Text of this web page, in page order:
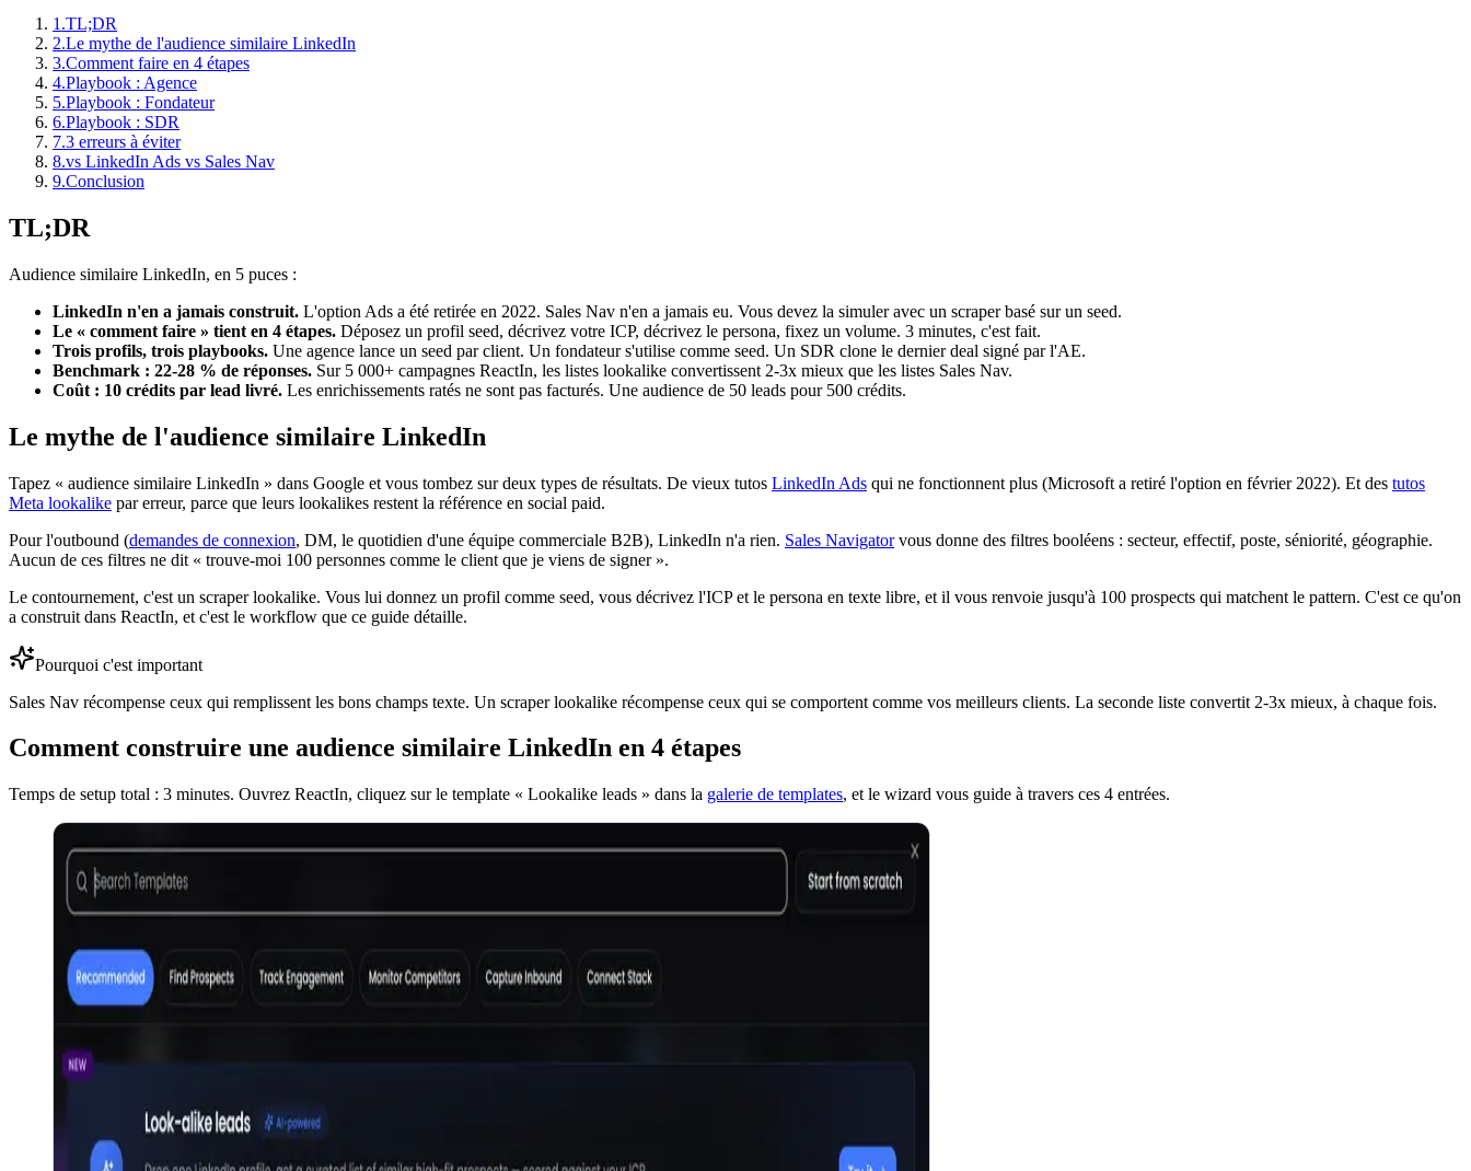
1 .TL;DR
2.Le mythe de l'audience similaire LinkedIn
3.Comment faire en 4 étapes
4.Playbook : Agence
5.Playbook : Fondateur
6.Playbook : SDR
7.3 erreurs à éviter
8.vs LinkedIn Ads vs Sales Nav
9.Conclusion
TL;DR
Audience similaire LinkedIn, en 5 puces :
LinkedIn n'en a jamais construit. L'option Ads a été retirée en 2022. Sales Nav n'en a jamais eu. Vous devez la simuler avec un scraper basé sur un seed.
Le « comment faire » tient en 4 étapes. Déposez un profil seed, décrivez votre ICP, décrivez le persona, fixez un volume. 3 minutes, c'est fait.
Trois profils, trois playbooks. Une agence lance un seed par client. Un fondateur s'utilise comme seed. Un SDR clone le dernier deal signé par l'AE.
Benchmark : 22-28 % de réponses. Sur 5 000+ campagnes ReactIn, les listes lookalike convertissent 2-3x mieux que les listes Sales Nav.
Coût : 10 crédits par lead livré. Les enrichissements ratés ne sont pas facturés. Une audience de 50 leads pour 500 crédits.
Le mythe de l'audience similaire LinkedIn
Tapez « audience similaire LinkedIn » dans Google et vous tombez sur deux types de résultats. De vieux tutos LinkedIn Ads qui ne fonctionnent plus (Microsoft a retiré l'option en février 2022). Et des tutos
Meta lookalike par erreur, parce que leurs lookalikes restent la référence en social paid.
Pour l'outbound (demandes de connexion, DM, le quotidien d'une équipe commerciale B2B), LinkedIn n'a rien. Sales Navigatorvous donne des filtres booléens : secteur, effectif, poste, séniorité, géographie.
Aucun de ces filtres ne dit « trouve-moi 100 personnes comme le client que je viens de signer ».
Le contournement, c'est un scraper lookalike. Vous lui donnez un profil comme seed, vous décrivez l'ICP et le persona en texte libre, et il vous renvoie jusqu'à 100 prospects qui matchent le pattern. C'est ce qu'on
a construit dans ReactIn, et c'est le workflow que ce guide détaille.
Pourquoi c'est important
Sales Nav récompense ceux qui remplissent les bons champs texte. Un scraper lookalike récompense ceux qui se comportent comme vos meilleurs clients. La seconde liste convertit 2-3x mieux, à chaque fois.
Comment construire une audience similaire LinkedIn en 4 étapes
Temps de setup total : 3 minutes. Ouvrez ReactIn, cliquez sur le template « Lookalike leads » dans la galerie de templates, et le wizard vous guide à travers ces 4 entrées.